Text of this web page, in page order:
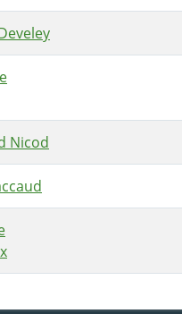
Nicod